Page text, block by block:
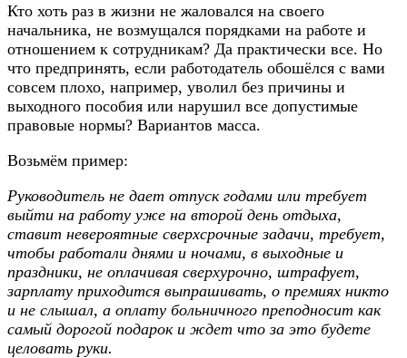
Кто хоть раз в жизни не жаловался на своего
начальника, не возмущался порядками на работе и
отношением к сотрудникам? Да практически все. Но
что предпринять, если работодатель обошёлся с вами
совсем плохо, например, уволил без причины и
выходного пособия или нарушил все допустимые
правовые нормы? Вариантов масса.
Возьмём пример:
Руководитель не дает отпуск годами или требует
выйти на работу уже на второй день отдыха,
ставит невероятные сверхсрочные задачи, требует,
чтобы работали днями и ночами, в выходные и
праздники, не оплачивая сверхурочно, штрафует,
зарплату приходится выпрашивать, о премиях никто
и не слышал, а оплату больничного преподносит как
самый дорогой подарок и ждет что за это будете
целовать руки.